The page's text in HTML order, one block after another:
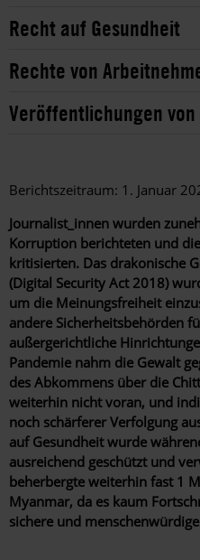
Recht auf Gesundheit
Rechte von
Veröffentlichungen
Berichtszeitraum: 1. Januar
Journalist_innen wurden
Korruption berichteten und
kritisierten. Das drakonische
(Digital Security Act 2018)
um die Meinungsfreiheit
andere Sicherheitsbehörden
außergerichtliche
Pandemie nahm die Gewalt
des Abkommens über die
weiterhin nicht voran, und
noch schärferer Verfolgung
auf Gesundheit wurde
ausreichend geschützt und
beherbergte weiterhin fast 1
Myanmar, da es kaum
sichere und